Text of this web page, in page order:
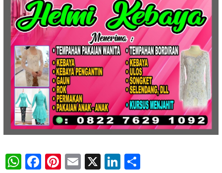
WhatsApp
Facebook
Pinterest
Email
X LinkedIn